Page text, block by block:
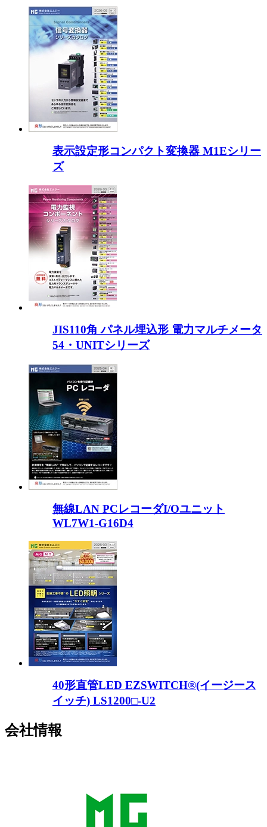
表示設定形コンパクト変換器 M1Eシリー
ズ
JIS110角 パネル埋込形 電力マルチメータ
54・UNITシリーズ
無線LAN PCレコーダI/Oユニット
WL7W1-G16D4
40形直管LED EZSWITCH®(イージース
イッチ) LS1200□-U2
会社情報